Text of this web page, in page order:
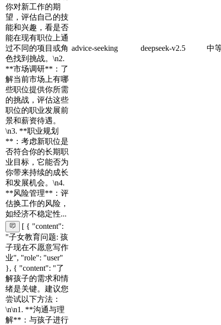
你对新工作的期
望，评估自己的技
能和兴趣，看是否
能在现有职位上通
过不同的项目或角
色找到挑战。\n2.
**市场调研**：了
解当前市场上有哪
些职位提供你所需
的挑战，评估这些
职位的职业发展前
景和薪资待遇。
\n3. **职业规划
**：考虑新职位是
否符合你的长期职
业目标，它能否为
你带来持续的成长
和发展机会。\n4.
**风险管理**：评
估换工作的风险，
如经济不稳定性...
advice-seeking deepseek-v2.5 中
[ { "content":
"子女教育问题: 孩
子现在不愿意写作
业", "role": "user"
}, { "content": "了
解孩子的需求和情
绪是关键。建议您
尝试以下方法：
\n\n1. **沟通与理
解**：与孩子进行